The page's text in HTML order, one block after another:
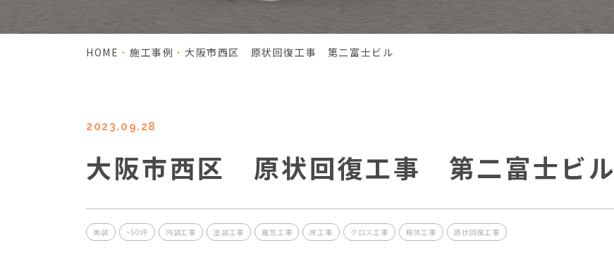
HOME 施工事例 大阪市西区 原状回復工事 第二富士ビル
2023.09.28
大阪市西区 原状回復工事 第二富士ビル
美装 ~50坪 内装工事 塗装工事 電気工事 床工事 クロス工事 解体工事 原状回復工事